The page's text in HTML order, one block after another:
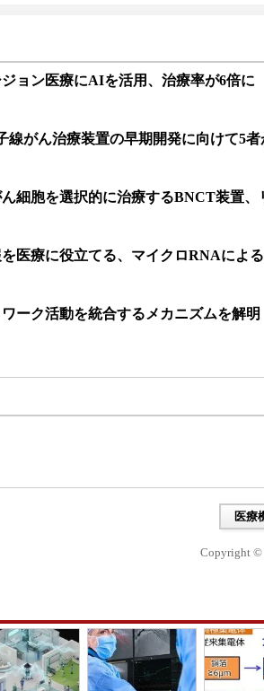
ョン医療にAIを活用、治療率が6倍に
線がん治療装置の早期開発に向けて5者
細胞を選択的に治療するBNCT装置、
医療に役立てる、マイクロRNAによ
ーク活動を統合するメカニズムを解明
医療
Copyright ©